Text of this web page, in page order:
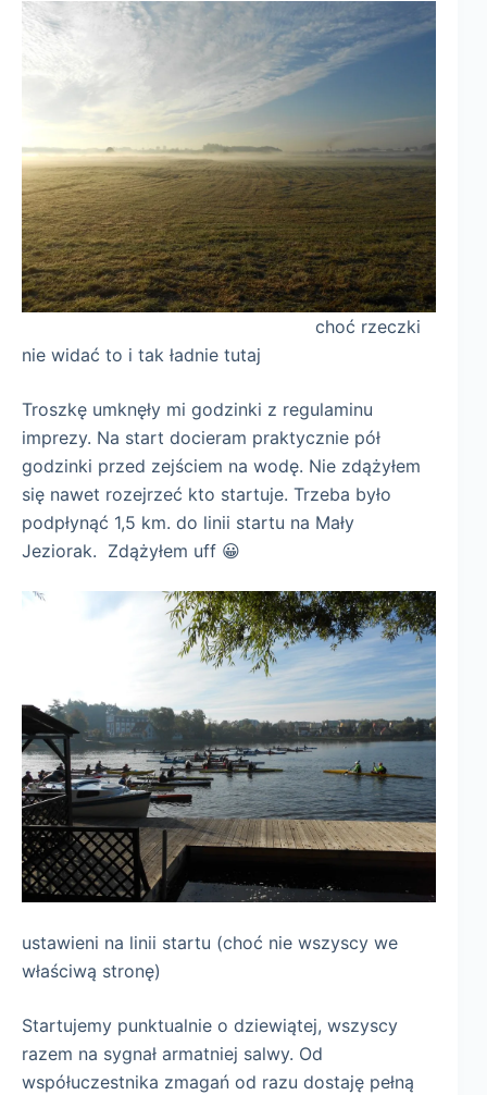
choć rzeczki
nie widać to i tak ładnie tutaj
Troszkę umknęły mi godzinki z regulaminu
imprezy. Na start docieram praktycznie pół
godzinki przed zejściem na wodę. Nie zdążyłem
się nawet rozejrzeć kto startuje. Trzeba było
podpłynąć 1,5 km. do linii startu na Mały
Jeziorak. Zdążyłem uff 😀
ustawieni na linii startu (choć nie wszyscy we
właściwą stronę)
Startujemy punktualnie o dziewiątej, wszyscy
razem na sygnał armatniej salwy. Od
współuczestnika zmagań od razu dostaję pełną